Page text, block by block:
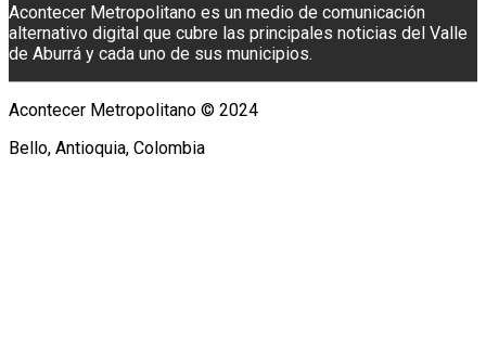
Acontecer Metropolitano es un medio de comunicación
alternativo digital que cubre las principales noticias del Valle
de Aburrá y cada uno de sus municipios.
Acontecer Metropolitano © 2024
Bello, Antioquia, Colombia